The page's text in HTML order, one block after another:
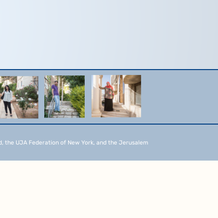
UJA Federation of New York, and the Jerusalem